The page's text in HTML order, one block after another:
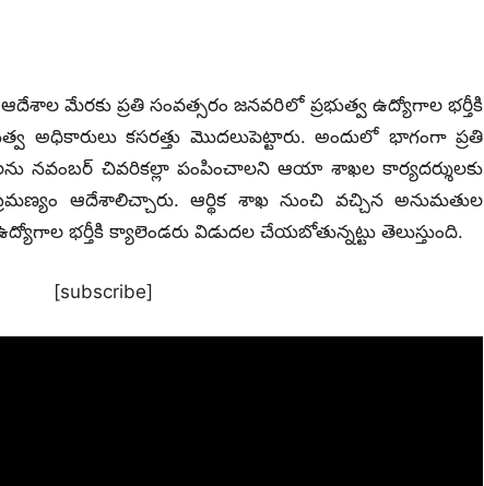
మేరకు ప్రతి సంవత్సరం జనవరిలో ప్రభుత్వ ఉద్యోగాల భర్తీకి
అధికారులు కసరత్తు మొదలుపెట్టారు. అందులో భాగంగా ప్రతి
నవంబర్ చివరికల్లా పంపించాలని ఆయా శాఖల కార్యదర్శులకు
ఆదేశాలిచ్చారు. ఆర్థిక శాఖ నుంచి వచ్చిన అనుమతుల
భర్తీకి క్యాలెండరు విడుదల చేయబోతున్నట్టు తెలుస్తుంది.
[subscribe]